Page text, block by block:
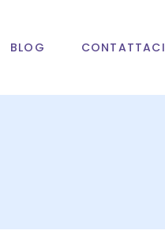
BLOG CONTATTACI